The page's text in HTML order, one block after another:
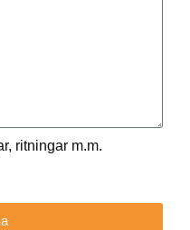
ritningar m.m.